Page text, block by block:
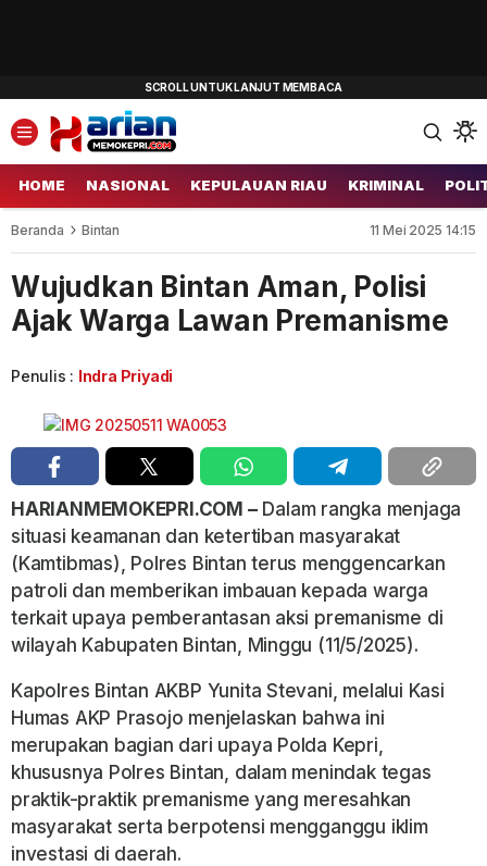
HOME NASIONAL KEPULAUAN RIAU KRIMINAL
Beranda Bintan 11 Mei 2025 14:15
Wujudkan Bintan Aman, Polisi
Ajak Warga Lawan Premanisme
Penulis : Indra Priyadi
HARIANMEMOKEPRI.COM –Dalam rangka menjaga
situasi keamanan dan ketertiban masyarakat
(Kamtibmas), Polres Bintan terus menggencarkan
patroli dan memberikan imbauan kepada warga
terkait upaya pemberantasan aksi premanisme di
wilayah Kabupaten Bintan, Minggu (11/5/2025).
Kapolres Bintan AKBP Yunita Stevani, melalui Kasi
Humas AKP Prasojo menjelaskan bahwa ini
merupakan bagian dari upaya Polda Kepri,
khususnya Polres Bintan, dalam menindak tegas
praktik-praktik premanisme yang meresahkan
masyarakat serta berpotensi mengganggu iklim
investasi di daerah.